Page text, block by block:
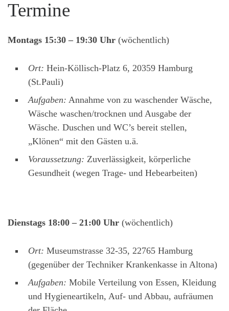
Termine
Montags 15:30 – 19:30 Uhr (wöchentlich)
Ort: Hein-Köllisch-Platz 6, 20359 Hamburg
(St.Pauli)
Aufgaben: Annahme von zu waschender Wäsche,
Wäsche waschen/trocknen und Ausgabe der
Wäsche. Duschen und WC’s bereit stellen,
„Klönen“ mit den Gästen u.ä.
Voraussetzung: Zuverlässigkeit, körperliche
Gesundheit (wegen Trage- und Hebearbeiten)
Dienstags 18:00 – 21:00 Uhr (wöchentlich)
Ort: Museumstrasse 32-35, 22765 Hamburg
(gegenüber der Techniker Krankenkasse in Altona)
Aufgaben: Mobile Verteilung von Essen, Kleidung
und Hygieneartikeln, Auf- und Abbau, aufräumen